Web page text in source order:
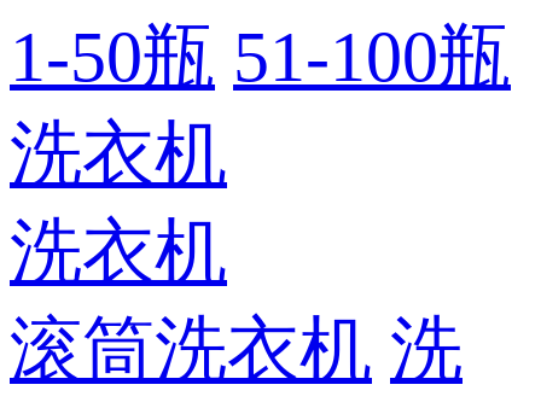
1-50瓶 51-100瓶
洗衣机
洗衣机
滚筒洗衣机 洗